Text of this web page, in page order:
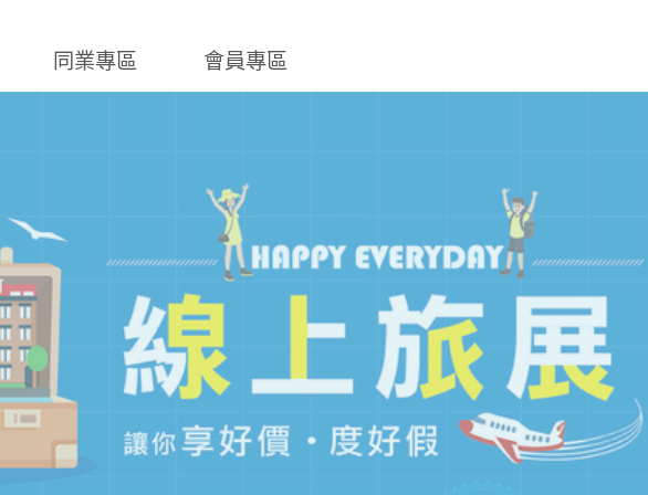
同業專區 會員專區